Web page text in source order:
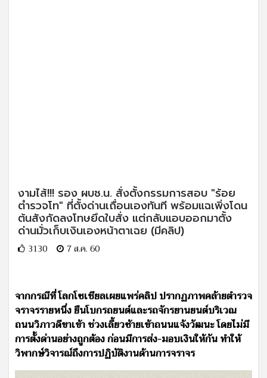
งามไส้!!! รอง ผบช.น. สั่งตั้งกรรมการสอบ "ร้อย
ตำรวจโท" ที่ตั้งด่านเถื่อนเองทันที พร้อมแฉเพิ่งโดน
ต้นสังกัดลงโทษยึดใบสั่ง แต่กลับแอบออกมาตั้ง
ด่านมั่วเก็บเงินเองหน้าตาเฉย (มีคลิป)
3130 7 ส.ค. 60
จากกรณีที่ โลกโซเชียลเผยแพร่คลิป ปรากฏภาพคล้ายตำรวจ
จราจรรายหนึ่ง ยืนโบกรถยนต์และรถจักรยานยนต์บริเวณ
ถนนวิภาวดีขาเข้า ช่วงเลี้ยวซ้ายเข้าถนนแจ้งวัฒนะ โดยไม่มี
การตั้งด่านอย่างถูกต้อง ก่อนมีการส่ง-มอบเงินให้กัน ทำให้
วิพากษ์วิจารณ์ถึงการปฏิบัติงานด้านการจราจร